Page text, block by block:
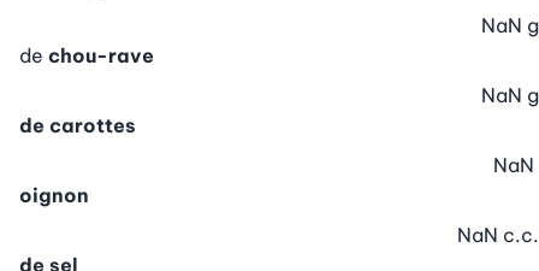
de chou-rave
NaN g
de carottes
NaN g
oignon
NaN
de sel
NaN c.c.